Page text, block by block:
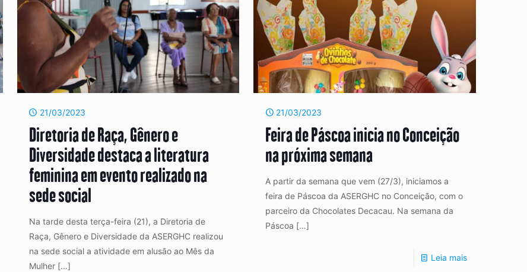
21/03/2023
Diretoria de Raça, Gênero e
Diversidade destaca a literatura
feminina em evento realizado na
sede social
Na tarde desta terça-feira (21), a Diretoria de
Raça, Gênero e Diversidade da ASERGHC realizou
na sede social a atividade em alusão ao Mês da
Mulher[…]
21/03/2023
Feira de Páscoa inicia no Conceição
na próxima semana
A partir da semana que vem (27/3), iniciamos a
feira de Páscoa da ASERGHC no Conceição, com o
parceiro da Chocolates Decacau. Na semana da
Páscoa […]
Leia mais